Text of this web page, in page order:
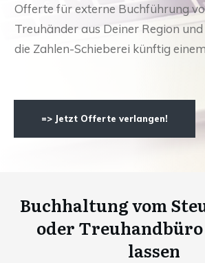
Offerte für externe Buchführung
Treuhänder aus Deiner Region
die Zahlen-Schieberei künftig
=> Jetzt Offerte verlangen!
Buchhaltung vom
oder Treuhandbüro
lassen